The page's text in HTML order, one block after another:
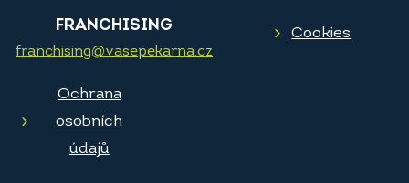
FRANCHISING
franchising@vasepekarna.cz
Cookies
Ochrana
osobních
údajů